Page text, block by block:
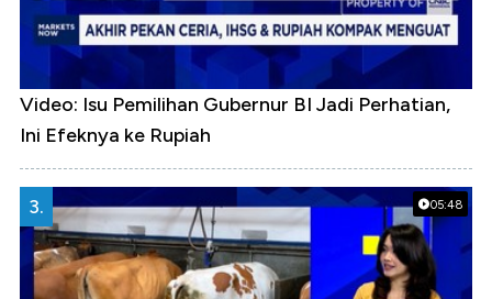
Video: Isu Pemilihan Gubernur BI Jadi Perhatian,
Ini Efeknya ke Rupiah
05:48
3.